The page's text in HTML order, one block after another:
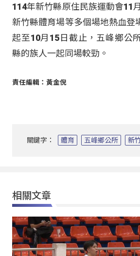
114年新竹縣原住民族運動會11
新竹縣體育場等多個場地熱血登
起至10月15日截止，五峰鄉公
縣的族人一起同場較勁。
責任編輯：黃金倪
關鍵字： 體育 五峰鄉公所 新
相關文章